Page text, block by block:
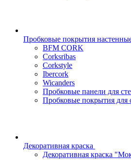
Пробковые покрытия
BFM CORK
Corksribas
Corkstyle
Ibercork
Wicanders
Пробковые панели для
Пробковые покрытия для
Декоративная краска
Декоративная краска